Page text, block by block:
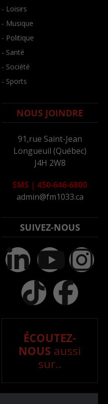
- Loisirs
- Musique
- Politique
- Santé
- Société
- Sports
NOUS JOINDRE
91,rue Saint-Jean
Longueuil (Québec)
J4H 2W8
SMS | 450-646-6800
admin@fm1033.ca
SUIVEZ-NOUS
ÉCOUTEZ-
NOUS aussi
sur..